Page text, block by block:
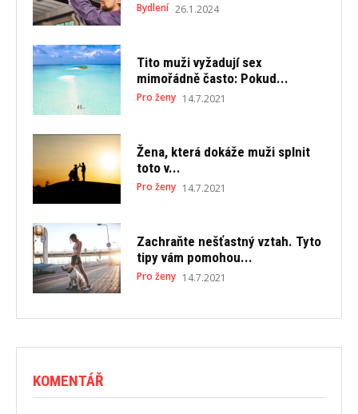
Bydlení 26.1.2024
Tito muži vyžadují sex
mimořádně často: Pokud...
Pro ženy 14.7.2021
Žena, která dokáže muži splnit
toto v...
Pro ženy 14.7.2021
Zachraňte nešťastný vztah. Tyto
tipy vám pomohou...
Pro ženy 14.7.2021
KOMENTÁŘ